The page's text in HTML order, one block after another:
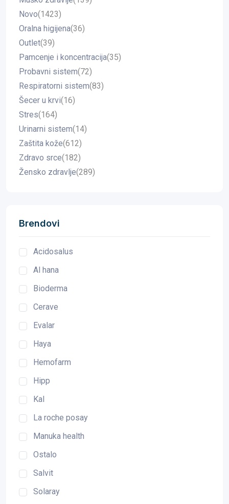
Novo(1423)
Oralna higijena(36)
Outlet(39)
Pamcenje i koncentracija(35)
Probavni sistem(72)
Respiratorni sistem(83)
Šecer u krvi(16)
Stres(164)
Urinarni sistem(14)
Zaštita kože(612)
Zdravo srce(182)
Žensko zdravlje(289)
Brendovi
Acidosalus
Al hana
Bioderma
Cerave
Evalar
Haya
Hemofarm
Hipp
Kal
La roche posay
Manuka health
Ostalo
Salvit
Solaray